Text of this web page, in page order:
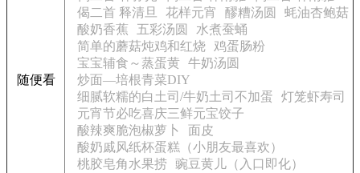
随便看
偈二首 释清旦
花样元宵 醪糟汤圆
蚝油杏鲍菇
酸奶香蕉
五彩汤圆
水煮蚕蛹
简单的蘑菇炖鸡和红烧
鸡蛋肠粉
宝宝辅食～蒸蛋黄 牛奶汤圆
炒面—培根青菜DIY
细腻软糯的白土司/牛奶土司不加蛋
灯笼虾寿司
元宵节必吃喜庆三鲜元宝饺子
酸辣爽脆泡椒萝卜
面皮
酸奶戚风纸杯蛋糕（小朋友最喜欢）
桃胶皂角水果捞 豌豆黄儿（入口即化）